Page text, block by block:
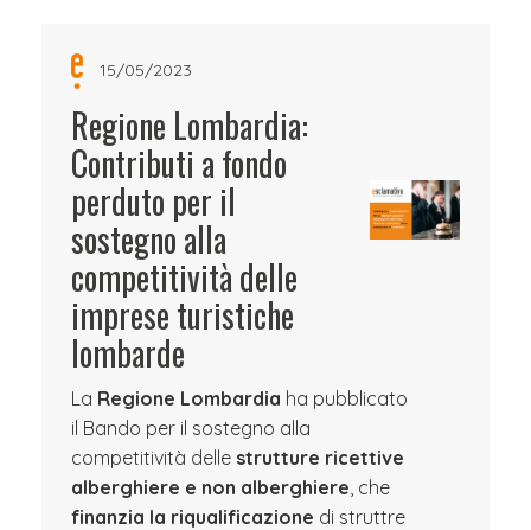
15/05/2023
Regione Lombardia:
Contributi a fondo
perduto per il
sostegno alla
competitività delle
imprese turistiche
lombarde
La Regione Lombardia ha pubblicato
il Bando per il sostegno alla
competitività delle strutture ricettive
alberghiere e non alberghiere, che
finanzia la riqualificazione di struttre